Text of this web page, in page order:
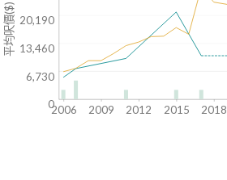
2006 2009 2012 2015 2018
20,190
13,460
6,730
0
平均呎價($)